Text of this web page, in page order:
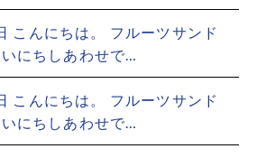
こんにちは。 フルーツサンド
にちしあわせで…
こんにちは。 フルーツサンド
にちしあわせで…